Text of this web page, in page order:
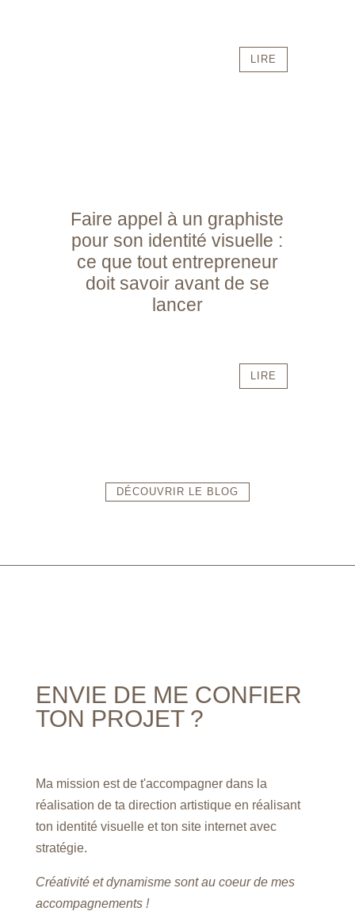
LIRE
Faire appel à un graphiste
pour son identité visuelle :
ce que tout entrepreneur
doit savoir avant de se
lancer
LIRE
DÉCOUVRIR LE BLOG
ENVIE DE ME CONFIER
TON PROJET ?
Ma mission est de t'accompagner dans la
réalisation de ta direction artistique en réalisant
ton identité visuelle et ton site internet avec
stratégie.
Créativité et dynamisme sont au coeur de mes
accompagnements !